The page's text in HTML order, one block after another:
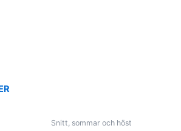
Snitt, sommar och höst